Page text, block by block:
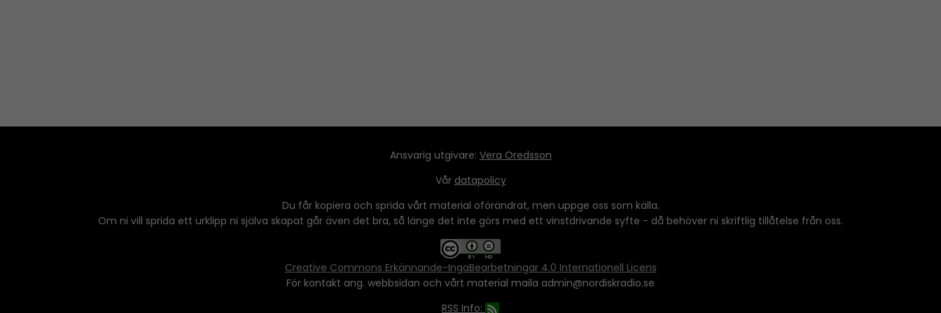
Ansvarig utgivare: Vera Oredsson
Vår datapolicy
Du får kopiera och sprida vårt material oförändrat, men uppge oss som källa.
Om ni vill sprida ett urklipp ni själva skapat går även det bra, så länge det inte görs med ett vinstdrivande syfte - då behöver ni skriftlig tillåtelse från oss.
Creative Commons Erkännande-IngaBearbetningar 4.0 Internationell Licens
För kontakt ang. webbsidan och vårt material maila admin@nordiskradio.se
RSS Info: